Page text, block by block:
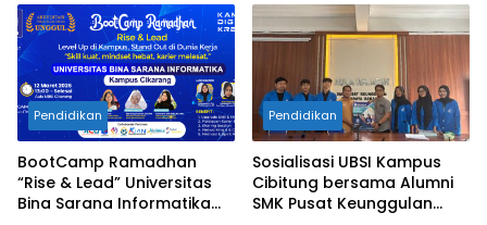
Selatan
Pendidikan
BootCamp Ramadhan
“Rise & Lead” Universitas
Bina Sarana Informatika
Pendidikan
Sosialisasi UBSI Kampus
Cibitung bersama Alumni
SMK Pusat Keunggulan